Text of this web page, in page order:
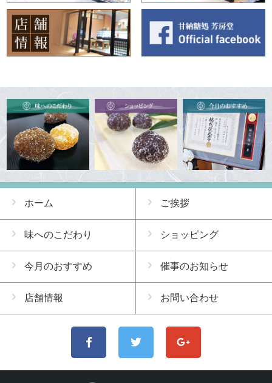
ホーム ご挨拶
味へのこだわり ショッピング
今月のおすすめ 催事のお知らせ
店舗情報 お問い合わせ